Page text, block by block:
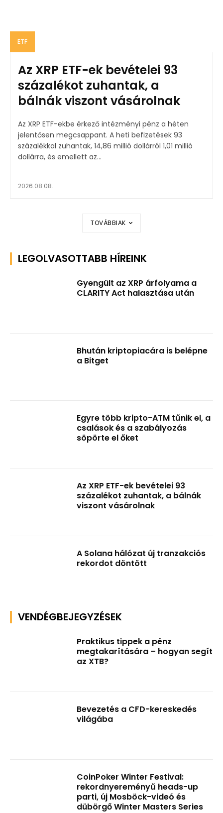
ETF
Az XRP ETF-ek bevételei 93
százalékot zuhantak, a
bálnák viszont vásárolnak
Az XRP ETF-ekbe érkező intézményi pénz a héten
jelentősen megcsappant. A heti befizetések 93
százalékkal zuhantak, 14,86 millió dollárról 1,01 millió
dollárra, és emellett az...
2026.08.08.
TOVÁBBIAK
LEGOLVASOTTABB HÍREINK
Gyengült az XRP árfolyama a
CLARITY Act halasztása után
Bhután kriptopiacára is belépne
a Bitget
Egyre több kripto-ATM tűnik el, a
csalások és a szabályozás
söpörte el őket
Az XRP ETF-ek bevételei 93
százalékot zuhantak, a bálnák
viszont vásárolnak
A Solana hálózat új tranzakciós
rekordot döntött
VENDÉGBEJEGYZÉSEK
Praktikus tippek a pénz
megtakarítására – hogyan segít
az XTB?
Bevezetés a CFD-kereskedés
világába
CoinPoker Winter Festival:
rekordnyereményű heads-up
parti, új Mosböck-videó és
dübörgő Winter Masters Series